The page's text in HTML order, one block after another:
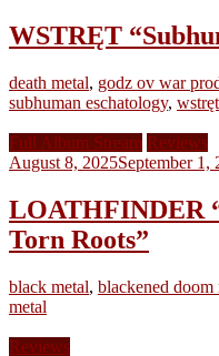
WSTRĘT
death metal, godz ov war
subhuman eschatology, wstręt
Full Album Stream Reviews
August 8, 2025September 1,
LOATHFINDER
Torn Roots”
black metal, blackened doom
metal
Reviews